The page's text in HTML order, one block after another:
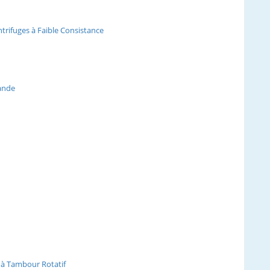
à Faible Consistance
Tambour Rotatif